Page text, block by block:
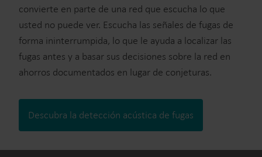
convierte en parte de una red que escucha lo que
usted no puede ver. Escucha las señales de fugas de
forma ininterrumpida, lo que le ayuda a localizar las
fugas antes y a basar sus decisiones sobre la red en
ahorros documentados en lugar de conjeturas.
Descubra la detección acústica de fugas